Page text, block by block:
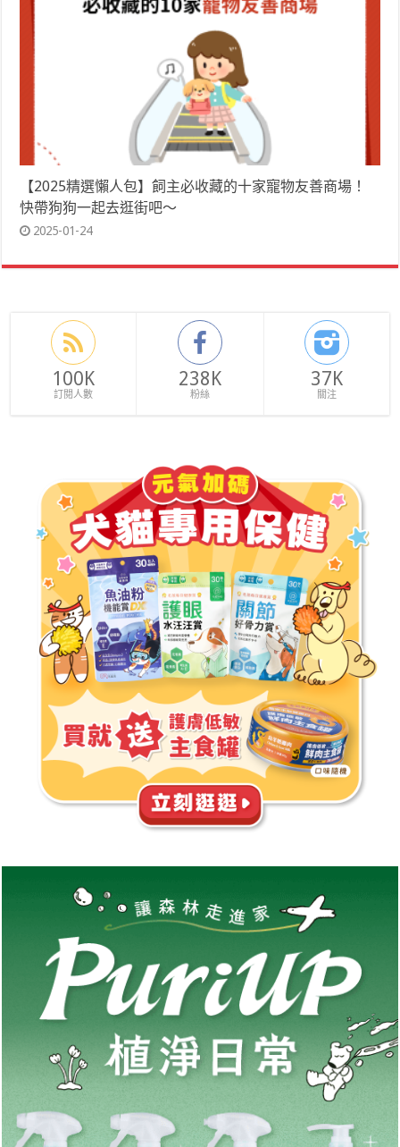
【2025精選懶人包】飼主必收藏的十家寵物友善商場！
快帶狗狗一起去逛街吧～
2025-01-24
100K
訂閱人數
238K
粉絲
37K
關注